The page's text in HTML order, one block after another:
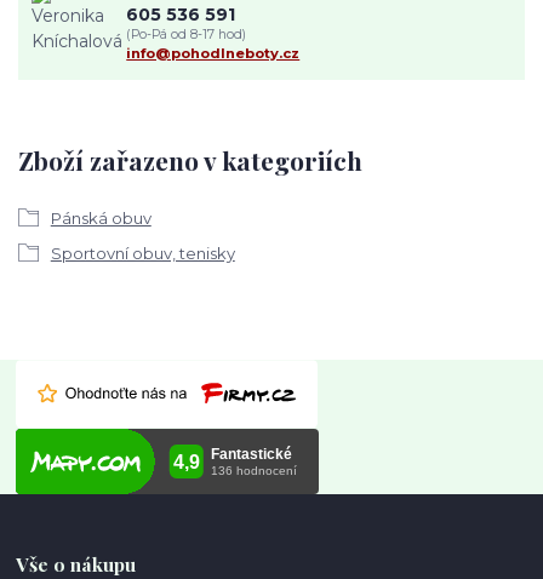
Zboží zařazeno v kategoriích
Pánská obuv
Sportovní obuv, tenisky
605 536 591
(Po-Pá od 8-17 hod)
info@pohodlneboty.cz
Vše o nákupu